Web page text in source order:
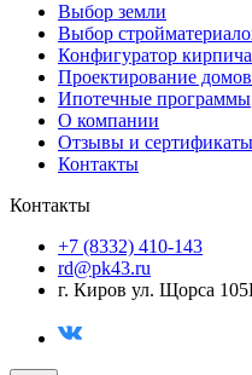
Выбор земли
Выбор
Конфигуратор кирпича
Проектирование домов
Ипотечные программы
О компании
Отзывы и сертификаты
Контакты
Контакты
+7 (8332) 410-143
rd@pk43.ru
г. Киров ул. Щорса